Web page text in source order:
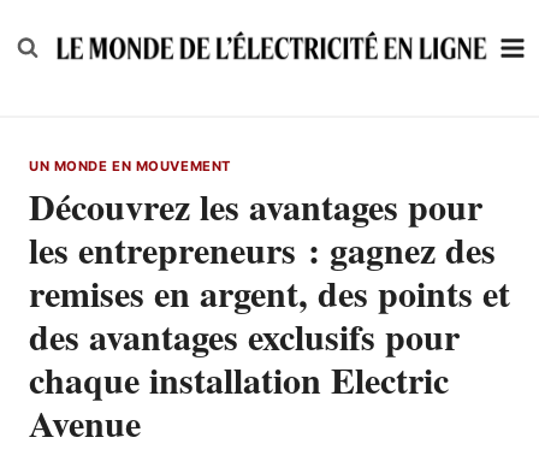
to
UN MONDE EN MOUVEMENT
Découvrez les avantages pour
les entrepreneurs : gagnez des
remises en argent, des points et
des avantages exclusifs pour
chaque installation Electric
Avenue